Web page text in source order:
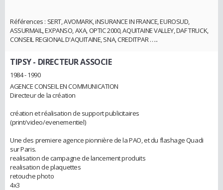
Références : SERT, AVOMARK, iNSURANCE IN FRANCE, EUROSUD,
ASSURMAIL, EXPANSO, AXA, OPTIC 2000, AQUITAINE VALLEY, DAF TRUCK,
CONSEIL REGIONAL D'AQUITAINE, SNA, CREDITPAR …..
TIPSY- DIRECTEUR ASSOCIE
1984 - 1990
AGENCE CONSEIL EN COMMUNICATION
Directeur de la création
création et réalisation de support publicitaires
(print/video/evenementiel)
Une des premiere agence pionnière de la PAO, et du flashage Quadi
sur Paris.
realisation de campagne de lancement produits
realisation de plaquettes
retouche photo
4x3